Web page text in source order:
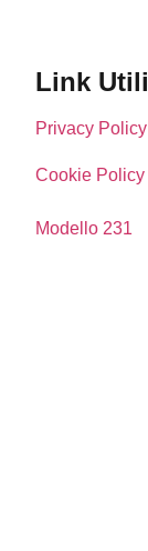
Link Utili
Privacy Policy
Cookie Policy
Modello 231